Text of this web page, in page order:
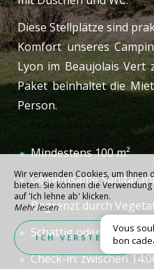
Diese Stellplätze sind
Komfort unseres
Lyon im Beaujolais Vert
Paket beinhaltet die
Person.
Mindestens 100 m²
Gemeinsame
Begrenzt durch
Schattig oder sonnig
Check-in: zwischen
Wir verwenden Cookies, um Ihnen
bieten. Sie können die
auf 'Ich lehne ab' klicken.
Mehr lesen
ICH VERSTEHE